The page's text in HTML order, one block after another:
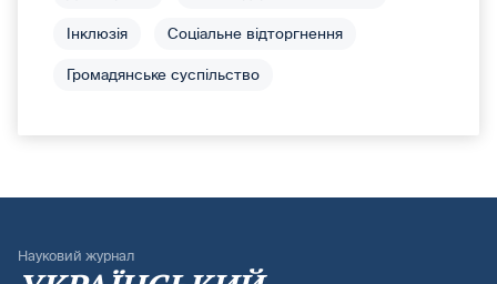
Інклюзія Соціальне відторгнення
Громадянське суспільство
Науковий журнал